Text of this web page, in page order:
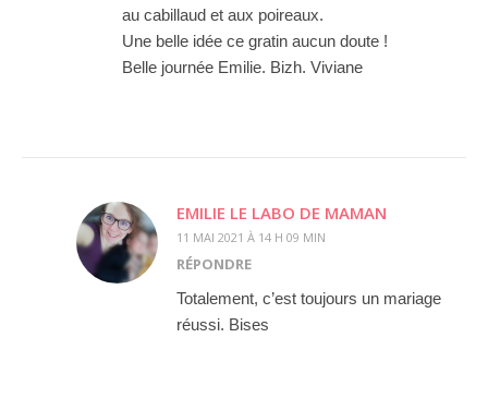
au cabillaud et aux poireaux.
Une belle idée ce gratin aucun doute !
Belle journée Emilie. Bizh. Viviane
EMILIE LE LABO DE MAMAN
11 MAI 2021 À 14 H 09 MIN
RÉPONDRE
Totalement, c’est toujours un mariage
réussi. Bises